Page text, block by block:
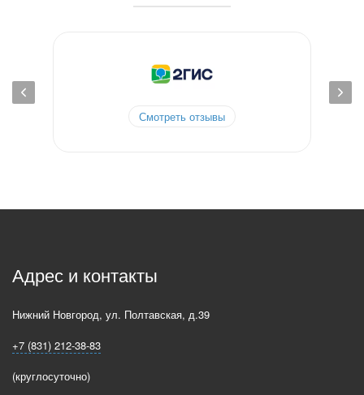
Смотреть отзывы
Адрес и контакты
Нижний Новгород, ул. Полтавская, д.39
+7 (831) 212-38-83
(круглосуточно)